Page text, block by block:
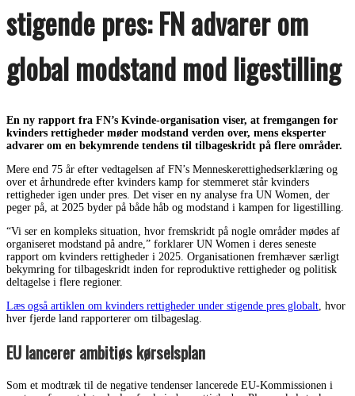
stigende pres: FN advarer om
global modstand mod ligestilling
En ny rapport fra FN’s Kvinde-organisation viser, at fremgangen for
kvinders rettigheder møder modstand verden over, mens eksperter
advarer om en bekymrende tendens til tilbageskridt på flere områder.
Mere end 75 år efter vedtagelsen af FN’s Menneskerettighedserklæring og
over et århundrede efter kvinders kamp for stemmeret står kvinders
rettigheder igen under pres. Det viser en ny analyse fra UN Women, der
peger på, at 2025 byder på både håb og modstand i kampen for ligestilling.
“Vi ser en kompleks situation, hvor fremskridt på nogle områder mødes af
organiseret modstand på andre,” forklarer UN Women i deres seneste
rapport om kvinders rettigheder i 2025. Organisationen fremhæver særligt
bekymring for tilbageskridt inden for reproduktive rettigheder og politisk
deltagelse i flere regioner.
Læs også artiklen om kvinders rettigheder under stigende pres globalt , hvor
hver fjerde land rapporterer om tilbageslag.
EU lancerer ambitiøs kørselsplan
Som et modtræk til de negative tendenser lancerede EU-Kommissionen i